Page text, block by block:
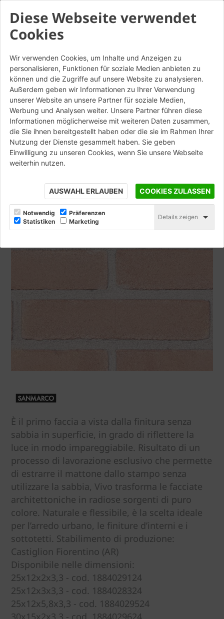
Diese Webseite verwendet
Cookies
Wir verwenden Cookies, um Inhalte und Anzeigen zu
personalisieren, Funktionen für soziale Medien anbieten zu
können und die Zugriffe auf unsere Website zu analysieren.
Außerdem geben wir Informationen zu Ihrer Verwendung
unserer Website an unsere Partner für soziale Medien,
Werbung und Analysen weiter. Unsere Partner führen diese
Informationen möglicherweise mit weiteren Daten zusammen,
die Sie ihnen bereitgestellt haben oder die sie im Rahmen Ihrer
Nutzung der Dienste gesammelt haben. Sie geben
Einwilligung zu unseren Cookies, wenn Sie unsere Webseite
weiterhin nutzen.
AUSWAHL ERLAUBEN COOKIES ZULASSEN
Notwendig
Präferenzen
Statistiken
Marketing
Details zeigen
Vivo Rosato BZ - Listello
angolare da tavella
STAMPA
È il primo faccia a vista dalla finitura senza
sabbia in superficie, in grado di riflettere la
luce in modo impareggiabile. Risultato di un
processo di lavorazione esclusivo che permette
di estrarre il mattone dallo stampo senza
utilizzare la sabbia, Vivo trasforma le facciate
architettoniche in radiose sorgenti di puro
colore. Naturale e flessibile, è la scelta ideale
per l’arredo urbano, le finiture d’interni e i
sottotetti. Stabilimento di produzione:
Castiglion Fiorentino (AR)
Disponibile nelle dimensioni:
25x12x2x3,3 - cod. 1884029124
25x12x3x3,3 - cod. 1884028324
25x12x5,8x3,3 - cod. 1884029524
30x15x2x3,3 - cod. 1884029624